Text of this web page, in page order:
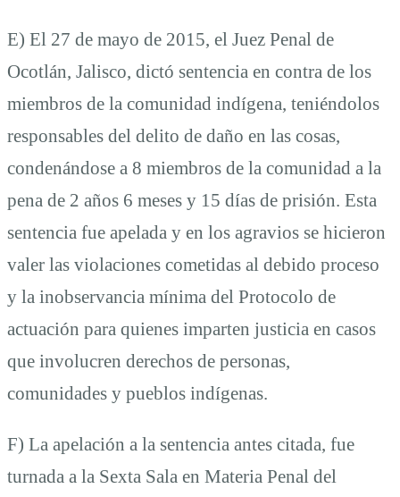
E) El 27 de mayo de 2015, el Juez Penal de
Ocotlán, Jalisco, dictó sentencia en contra de los
miembros de la comunidad indígena, teniéndolos
responsables del delito de daño en las cosas,
condenándose a 8 miembros de la comunidad a la
pena de 2 años 6 meses y 15 días de prisión. Esta
sentencia fue apelada y en los agravios se hicieron
valer las violaciones cometidas al debido proceso
y la inobservancia mínima del Protocolo de
actuación para quienes imparten justicia en casos
que involucren derechos de personas,
comunidades y pueblos indígenas.
F) La apelación a la sentencia antes citada, fue
turnada a la Sexta Sala en Materia Penal del